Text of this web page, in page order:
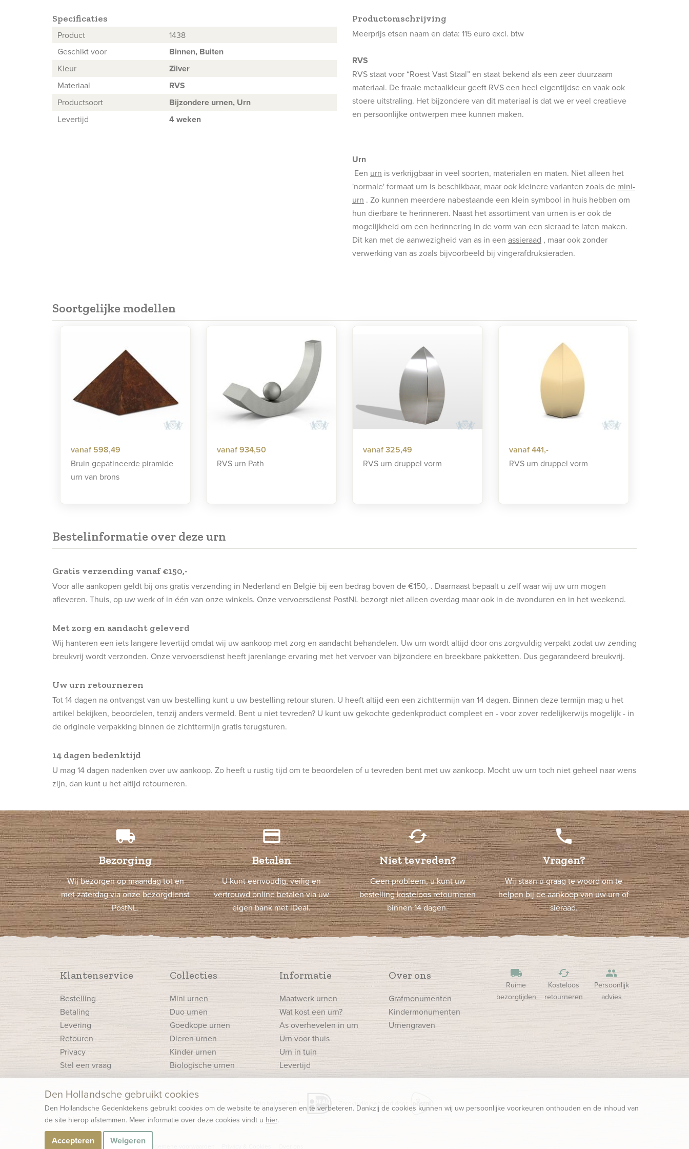
Specificaties
Product
1438
Geschikt voor
Binnen, Buiten
Kleur Zilver
Materiaal RVS
Productsoort Bijzondere urnen, Urn
Levertijd 4 weken
Productomschrijving
Meerprijs etsen naam en data: 115 euro excl. btw
RVS
RVS staat voor “Roest Vast Staal” en staat bekend als een zeer duurzaam
materiaal. De fraaie metaalkleur geeft RVS een heel eigentijdse en vaak ook
stoere uitstraling. Het bijzondere van dit materiaal is dat we er veel creatieve
en persoonlijke ontwerpen mee kunnen maken.
Urn
Een urn is verkrijgbaar in veel soorten, materialen en maten. Niet alleen het
'normale' formaat urn is beschikbaar, maar ook kleinere varianten zoals de mini-
urn . Zo kunnen meerdere nabestaande een klein symbool in huis hebben om
hun dierbare te herinneren. Naast het assortiment van urnen is er ook de
mogelijkheid om een herinnering in de vorm van een sieraad te laten maken.
Dit kan met de aanwezigheid van as in een assieraad , maar ook zonder
verwerking van as zoals bijvoorbeeld bij vingerafdruksieraden.
Soortgelijke modellen
vanaf 598,49
Bruin gepatineerde piramide
urn van brons
vanaf 934,50
RVS urn Path
vanaf 325,49
RVS urn druppel vorm
vanaf 441,-
RVS urn druppel vorm
Bestelinformatie over deze urn
Gratis verzending vanaf €150,-
Voor alle aankopen geldt bij ons gratis verzending in Nederland en België bij een bedrag boven de €150,-. Daarnaast bepaalt u zelf waar wij uw urn mogen
afleveren. Thuis, op uw werk of in één van onze winkels. Onze vervoersdienst PostNL bezorgt niet alleen overdag maar ook in de avonduren en in het weekend.
Met zorg en aandacht geleverd
Wij hanteren een iets langere levertijd omdat wij uw aankoop met zorg en aandacht behandelen. Uw urn wordt altijd door ons zorgvuldig verpakt zodat uw zending
breukvrij wordt verzonden. Onze vervoersdienst heeft jarenlange ervaring met het vervoer van bijzondere en breekbare pakketten. Dus gegarandeerd breukvrij.
Uw urn retourneren
Tot 14 dagen na ontvangst van uw bestelling kunt u uw bestelling retour sturen. U heeft altijd een een zichttermijn van 14 dagen. Binnen deze termijn mag u het
artikel bekijken, beoordelen, tenzij anders vermeld. Bent u niet tevreden? U kunt uw gekochte gedenkproduct compleet en - voor zover redelijkerwijs mogelijk - in
de originele verpakking binnen de zichttermijn gratis terugsturen.
14 dagen bedenktijd
U mag 14 dagen nadenken over uw aankoop. Zo heeft u rustig tijd om te beoordelen of u tevreden bent met uw aankoop. Mocht uw urn toch niet geheel naar wens
zijn, dan kunt u het altijd retourneren.
local_shipping
Bezorging
Wij bezorgen op maandag tot en
met zaterdag via onze bezorgdienst
PostNL.
credit_card
Betalen
U kunt eenvoudig, veilig en
vertrouwd online betalen via uw
eigen bank met iDeal.
cached
Niet tevreden?
Geen probleem, u kunt uw
bestelling kosteloos retourneren
binnen 14 dagen.
phone
Vragen?
Wij staan u graag te woord om te
helpen bij de aankoop van uw urn of
sieraad.
local_shipping
Ruime
bezorgtijden
cached
Kosteloos
retourneren
people
Persoonlijk
advies
Klantenservice
Bestelling
Betaling
Levering
Retouren
Privacy
Stel een vraag
Collecties
Mini urnen
Duo urnen
Goedkope urnen
Dieren urnen
Kinder urnen
Biologische urnen
Informatie
Maatwerk urnen
Wat kost een urn?
As overhevelen in urn
Urn voor thuis
Urn in tuin
Levertijd
Over ons
Grafmonumenten
Kindermonumenten
Urnengraven
© 2026 Den Hollandsche B.V.
Den Hollandsche gebruikt cookies
Den Hollandsche Gedenktekens gebruikt cookies om de website te analyseren en te verbeteren. Dankzij de cookies kunnen wij uw persoonlijke voorkeuren onthouden en de inhoud van
de site hierop afstemmen. Meer informatie over deze cookies vindt u hier.
Accepteren Weigeren